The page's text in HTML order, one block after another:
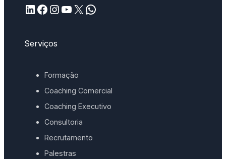
LinkedIn Facebook InstagramYouTube X WhatsApp
Serviços
Formação
Coaching Comercial
Coaching Executivo
Consultoria
Recrutamento
Palestras